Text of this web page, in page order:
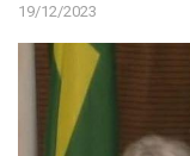
19/12/2023